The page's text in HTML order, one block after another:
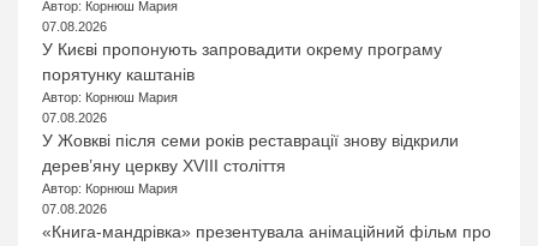
Автор: Корнюш Мария
07.08.2026
У Києві пропонують запровадити окрему програму
порятунку каштанів
Автор: Корнюш Мария
07.08.2026
У Жовкві після семи років реставрації знову відкрили
дерев’яну церкву XVIII століття
Автор: Корнюш Мария
07.08.2026
«Книга-мандрівка» презентувала анімаційний фільм про